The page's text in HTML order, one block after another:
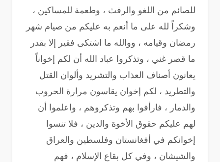
للصائم من اللغو والرفث ، وطعمة للمساكين ،
وشكراً لله على ما أنعم به عليكم من صيام شهر
رمضان وقيامه ، ووالله ما اشتكى فقير إلا بقدر
ما قصر غني ، وتذكروا عباد الله أن لكم إخواناً
يعانون أصناف العذاب والتشريد وألوان القتل
والتطريد ، لكم إخوان يقاسون مرارة الحروب
والدمار ، فارأفوا بهم وتذكروهم ، واعلموا أن
لهم عليكم حقوق الأخوة والدين ، فلا تنسوا
إخوانكم في أفغانستان وفلسطين والعراق
والشيشان ، وفي كل بقاع الإسلام ، فهم